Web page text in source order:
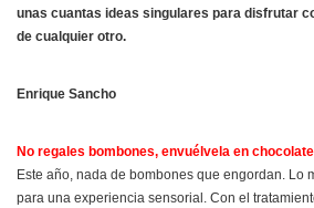
unas cuantas ideas singulares para disfrutar
de cualquier otro.
Enrique Sancho
No regales bombones, envuélvela en
Este año, nada de bombones que engordan. Lo
para una experiencia sensorial. Con el